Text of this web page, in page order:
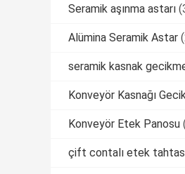
Seramik aşınma astarı
Alümina Seramik Astar
seramik kasnak
Konveyör Kasnağı
Konveyör Etek Panosu
çift ​​contalı etek